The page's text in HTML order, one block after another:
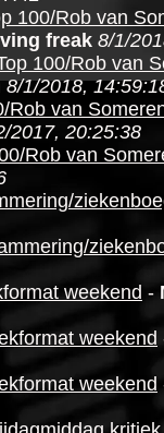
100/Rob van
freak 8/1/
100/Rob van
8/1/2018,
Rob van
2017, 20:25:38
Rob van
weekend -
weekend
weekend